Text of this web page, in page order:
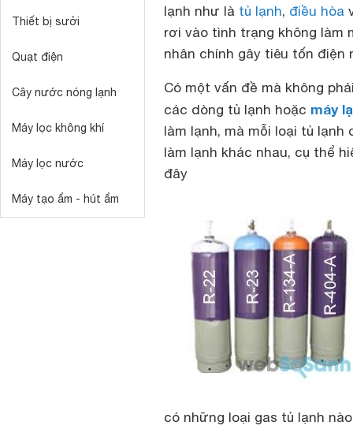
Thiết bị sưởi
Quạt điện
Cây nước nóng lạnh
Máy lọc không khí
Máy lọc nước
Máy tạo ẩm - hút ẩm
lạnh như là tủ lạnh, điều hòa
rơi vào tình trạng không làm
nhân chính gây tiêu tốn
Có một vấn đề mà không
các dòng tủ lạnh hoặc máy
làm lạnh, mà mỗi loại tủ
làm lạnh khác nhau, cụ thể
đây
có những loại gas tủ lạnh nào